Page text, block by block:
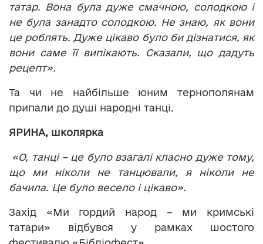
татар. Вона була дуже смачною, солодкою і
не була занадто солодкою. Не знаю, як вони
це роблять. Дуже цікаво було би дізнатися, як
вони саме її випікають. Сказали, що дадуть
рецепт».
Та чи не найбільше юним тернополянам
припали до душі народні танці.
ЯРИНА, школярка
«О, танці – це було взагалі класно дуже тому,
що ми ніколи не танцювали, я ніколи не
бачила. Це було весело і цікаво».
Захід «Ми гордий народ – ми кримські
татари» відбувся у рамках шостого